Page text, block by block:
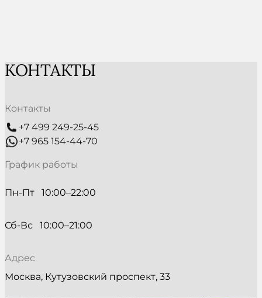
КОНТАКТЫ
Контакты
+7 499 249-25-45
+7 965 154-44-70
График работы
Пн-Пт   10:00–22:00
Сб-Вс   10:00–21:00
Адрес
Москва, Кутузовский проспект, 33